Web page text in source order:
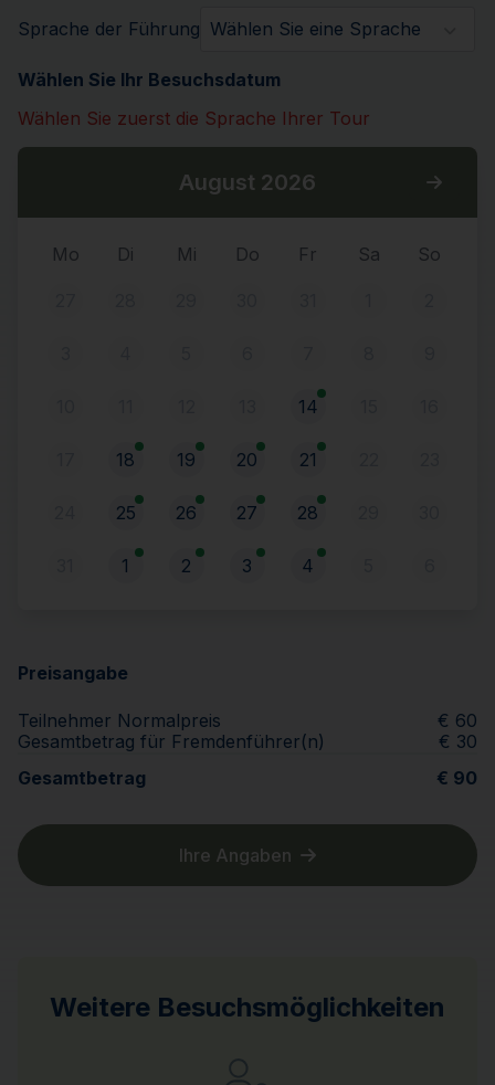
Sprache der Führung Wählen Sie eine Sprache
Wählen Sie Ihr Besuchsdatum
Wählen Sie zuerst die Sprache Ihrer Tour
August 2026
Mo Di Mi Do Fr Sa So
14
18 19 20 21
25 26 27 28
1 2 3 4
Preisangabe
Teilnehmer Normalpreis
€ 60
Gesamtbetrag für Fremdenführer(n)
€ 30
Gesamtbetrag
€ 90
Ihre Angaben
Weitere Besuchsmöglichkeiten